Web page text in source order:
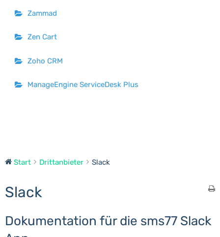
Zammad
Zen Cart
Zoho CRM
ManageEngine ServiceDesk Plus
Start Drittanbieter Slack
Slack
Dokumentation für die sms77 Slack